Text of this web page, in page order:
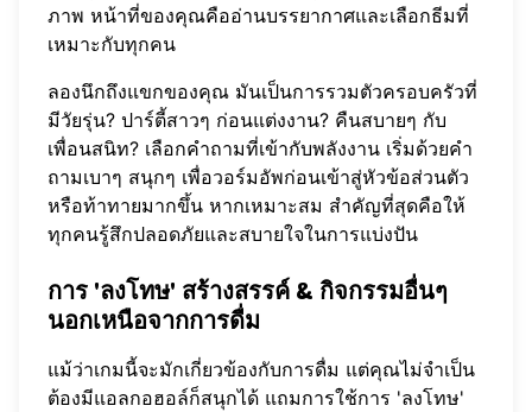
ภาพ หน้าที่ของคุณคืออ่านบรรยากาศและเลือกธีมที่
เหมาะกับทุกคน
ลองนึกถึงแขกของคุณ มันเป็นการรวมตัวครอบครัวที่
มีวัยรุ่น? ปาร์ตี้สาวๆ ก่อนแต่งงาน? คืนสบายๆ กับ
เพื่อนสนิท? เลือกคำถามที่เข้ากับพลังงาน เริ่มด้วยคำ
ถามเบาๆ สนุกๆ เพื่อวอร์มอัพก่อนเข้าสู่หัวข้อส่วนตัว
หรือท้าทายมากขึ้น หากเหมาะสม สำคัญที่สุดคือให้
ทุกคนรู้สึกปลอดภัยและสบายใจในการแบ่งปัน
การ 'ลงโทษ' สร้างสรรค์ & กิจกรรมอื่นๆ
นอกเหนือจากการดื่ม
แม้ว่าเกมนี้จะมักเกี่ยวข้องกับการดื่ม แต่คุณไม่จำเป็น
ต้องมีแอลกอฮอล์ก็สนุกได้ แถมการใช้การ 'ลงโทษ'